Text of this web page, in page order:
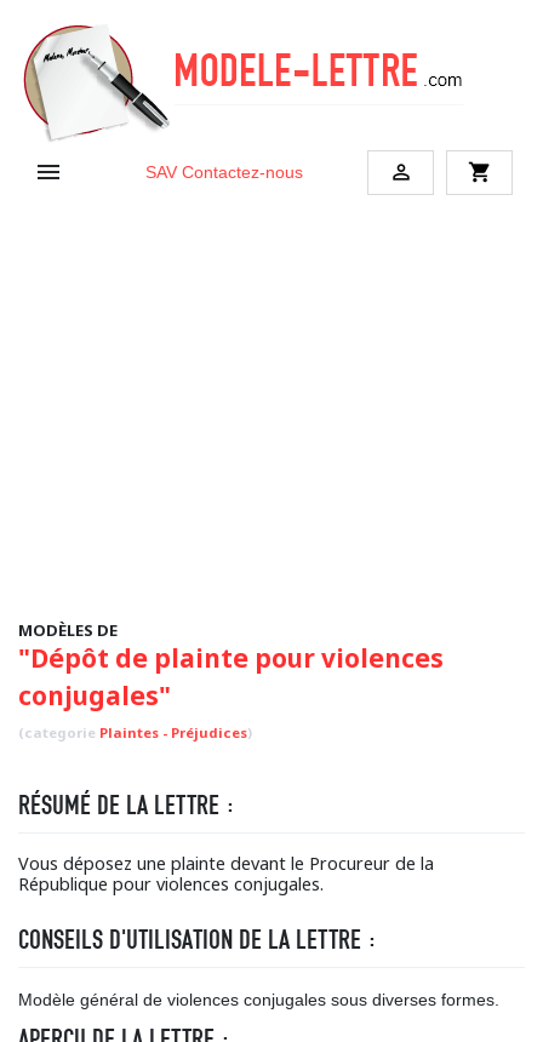
 SAV Contactez-nous  shopping_cart
MODÈLES DE
"Dépôt de plainte pour violences
conjugales"
(categorie Plaintes - Préjudices)
RÉSUMÉ DE LA LETTRE :
Vous déposez une plainte devant le Procureur de la
République pour violences conjugales.
CONSEILS D'UTILISATION DE LA LETTRE :
Modèle général de violences conjugales sous diverses formes.